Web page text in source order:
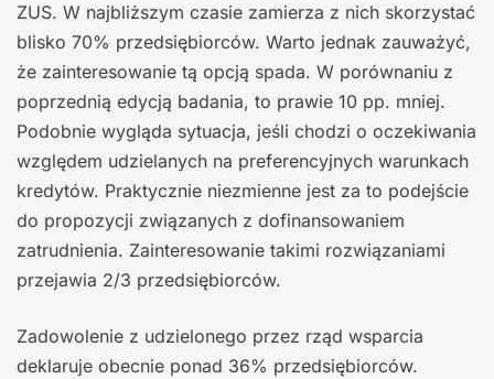
ZUS. W najbliższym czasie zamierza z nich skorzystać
blisko 70% przedsiębiorców. Warto jednak zauważyć,
że zainteresowanie tą opcją spada. W porównaniu z
poprzednią edycją badania, to prawie 10 pp. mniej.
Podobnie wygląda sytuacja, jeśli chodzi o oczekiwania
względem udzielanych na preferencyjnych warunkach
kredytów. Praktycznie niezmienne jest za to podejście
do propozycji związanych z dofinansowaniem
zatrudnienia. Zainteresowanie takimi rozwiązaniami
przejawia 2/3 przedsiębiorców.
Zadowolenie z udzielonego przez rząd wsparcia
deklaruje obecnie ponad 36% przedsiębiorców.